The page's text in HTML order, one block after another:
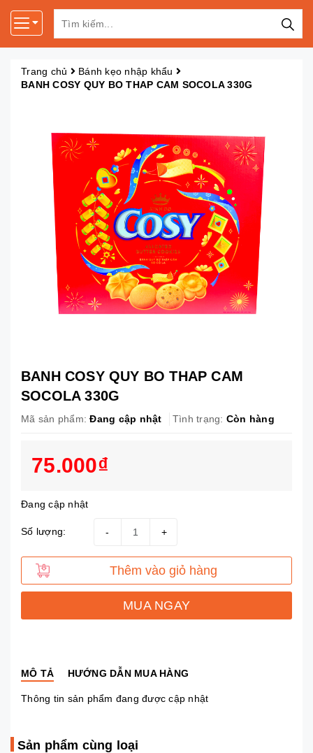
Trang chủ
Bánh kẹo nhập khẩu
BANH COSY QUY BO THAP CAM SOCOLA 330G
BANH COSY QUY BO THAP CAM
SOCOLA 330G
Mã sản phẩm: Đang cập nhật Tình trạng: Còn hàng
75.000₫
Đang cập nhật
Số lượng: +
-
Thêm vào giỏ hàng
MUA NGAY
MÔ TẢ HƯỚNG DẪN MUA HÀNG
Thông tin sản phẩm đang được cập nhật
Sản phẩm cùng loại